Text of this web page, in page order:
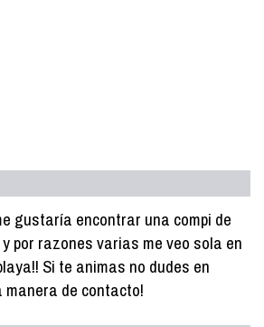
gustaría encontrar una compi de
por razones varias me veo sola en
Si te animas no dudes en
de contacto!